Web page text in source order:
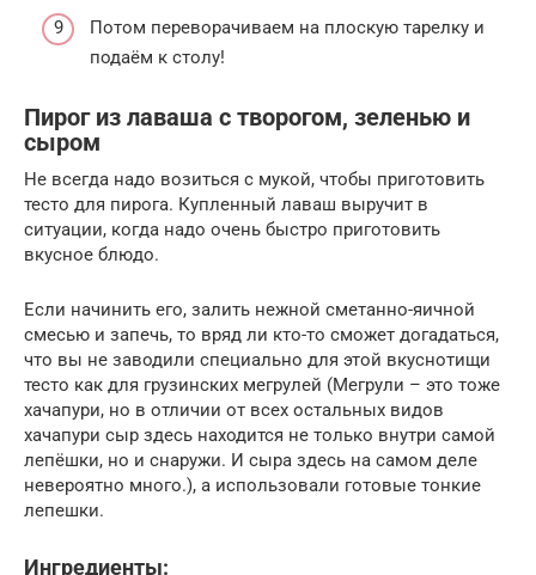
Потом переворачиваем на плоскую тарелку и
подаём к столу!
Пирог из лаваша с творогом, зеленью и
сыром
Не всегда надо возиться с мукой, чтобы приготовить
тесто для пирога. Купленный лаваш выручит в
ситуации, когда надо очень быстро приготовить
вкусное блюдо.
Если начинить его, залить нежной сметанно-яичной
смесью и запечь, то вряд ли кто-то сможет догадаться,
что вы не заводили специально для этой вкуснотищи
тесто как для грузинских мегрулей (Мегрули – это тоже
хачапури, но в отличии от всех остальных видов
хачапури сыр здесь находится не только внутри самой
лепёшки, но и снаружи. И сыра здесь на самом деле
невероятно много.), а использовали готовые тонкие
лепешки.
Ингредиенты: